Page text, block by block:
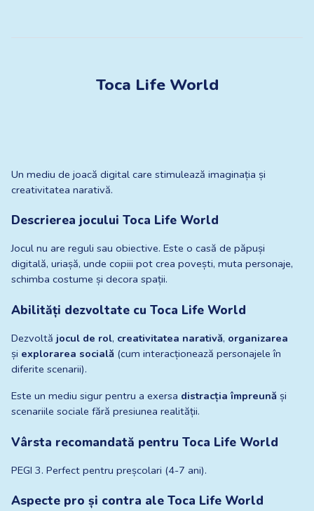
Toca Life World
Un mediu de joacă digital care stimulează imaginația și
creativitatea narativă.
Descrierea jocului Toca Life World
Jocul nu are reguli sau obiective. Este o casă de păpuși
digitală, uriașă, unde copiii pot crea povești, muta personaje,
schimba costume și decora spații.
Abilități dezvoltate cu Toca Life World
Dezvoltă jocul de rol, creativitatea narativă, organizarea
și explorarea socială (cum interacționează personajele în
diferite scenarii).
Este un mediu sigur pentru a exersa distracția împreună și
scenariile sociale fără presiunea realității.
Vârsta recomandată pentru Toca Life World
PEGI 3. Perfect pentru preșcolari (4-7 ani).
Aspecte pro și contra ale Toca Life World